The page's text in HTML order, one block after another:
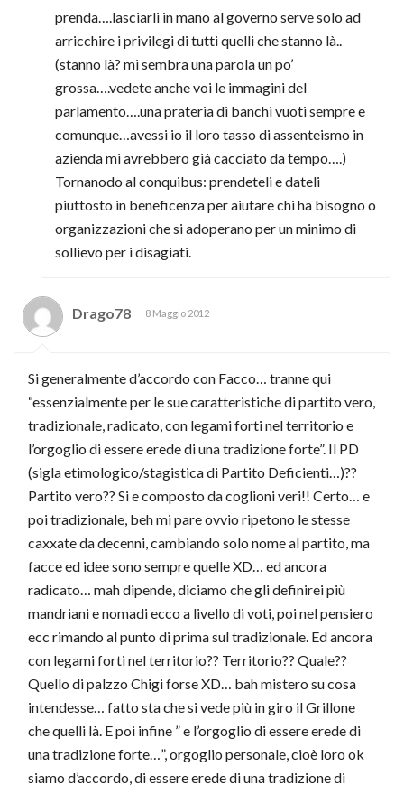
prenda….lasciarli in mano al governo serve solo ad
arricchire i privilegi di tutti quelli che stanno là..
(stanno là? mi sembra una parola un po’
grossa….vedete anche voi le immagini del
parlamento….una prateria di banchi vuoti sempre e
comunque…avessi io il loro tasso di assenteismo in
azienda mi avrebbero già cacciato da tempo….)
Tornanodo al conquibus: prendeteli e dateli
piuttosto in beneficenza per aiutare chi ha bisogno o
organizzazioni che si adoperano per un minimo di
sollievo per i disagiati.
Drago78 8 Maggio 2012
Si generalmente d’accordo con Facco… tranne qui
“essenzialmente per le sue caratteristiche di partito vero,
tradizionale, radicato, con legami forti nel territorio e
l’orgoglio di essere erede di una tradizione forte”. Il PD
(sigla etimologico/stagistica di Partito Deficienti…)??
Partito vero?? Si e composto da coglioni veri!! Certo… e
poi tradizionale, beh mi pare ovvio ripetono le stesse
caxxate da decenni, cambiando solo nome al partito, ma
facce ed idee sono sempre quelle XD… ed ancora
radicato… mah dipende, diciamo che gli definirei più
mandriani e nomadi ecco a livello di voti, poi nel pensiero
ecc rimando al punto di prima sul tradizionale. Ed ancora
con legami forti nel territorio?? Territorio?? Quale??
Quello di palzzo Chigi forse XD… bah mistero su cosa
intendesse… fatto sta che si vede più in giro il Grillone
che quelli là. E poi infine ” e l’orgoglio di essere erede di
una tradizione forte…”, orgoglio personale, cioè loro ok
siamo d’accordo, di essere erede di una tradizione di